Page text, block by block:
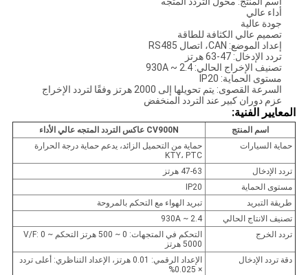
أداء عالي
جودة عالية
تصميم عالي الكثافة للطاقة
إعداد الموضع: CAN، اتصال RS485
تردد الإدخال: 47-63 هرتز
تصنيف الإخراج الحالي: 2.4 ~ 930A
مستوى الحماية: IP20
السرعة القصوى: يتم تحويلها إلى 2000 هرتز وفقًا لتردد الإخراج
عزم دوران كبير عند التردد المنخفض
المعايير الفنية:
اسم المنتج
CV900N عاكس التردد المتجه عالي الأداء
حماية السيارات
حماية من التحميل الزائد، يدعم حماية درجة الحرارة
KTY، PTC
تردد الإدخال
47-63 هرتز
مستوى الحماية
IP20
طريقة التبريد
تبريد الهواء مع التحكم بالمروحة
تصنيف الانتاج الحالي
2.4 ~ 930A
تردد الخرج
التحكم في المتجهات: 0 ~ 500 هرتز التحكم V/F: 0 ~
5000 هرتز
دقة تردد الإدخال
الإعداد الرقمي: 0.01 هرتز، الإعداد التناظري: أعلى تردد
× 0.025%